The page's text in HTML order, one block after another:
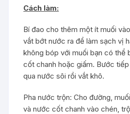
Cách làm:
Bí đao cho thêm một ít muối
vắt bớt nước ra để làm sạch vị
không bóp với muối bạn có thể
cốt chanh hoặc giấm. Bước
qua nước sôi rồi vắt khô.
Pha nước trộn: Cho đường,
và nước cốt chanh vào chén,